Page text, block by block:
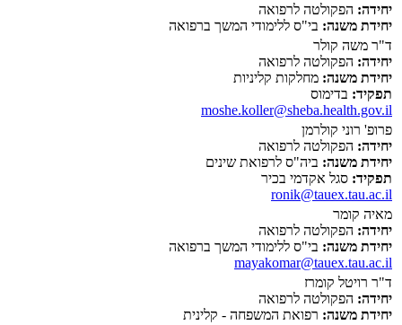
יחידה: הפקולטה לרפואה
יחידת משנה: בי"ס ללימודי המשך ברפואה
ד"ר משה קולר
יחידה: הפקולטה לרפואה
יחידת משנה: מחלקות קליניות
תפקיד: בדימוס
moshe.koller@sheba.health.gov.il
פרופ' רוני קולרמן
יחידה: הפקולטה לרפואה
יחידת משנה: ביה"ס לרפואת שינים
תפקיד: סגל אקדמי בכיר
ronik@tauex.tau.ac.il
מאיה קומר
יחידה: הפקולטה לרפואה
יחידת משנה: בי"ס ללימודי המשך ברפואה
mayakomar@tauex.tau.ac.il
ד"ר רויטל קומרז
יחידה: הפקולטה לרפואה
יחידת משנה: רפואת המשפחה - קלינית